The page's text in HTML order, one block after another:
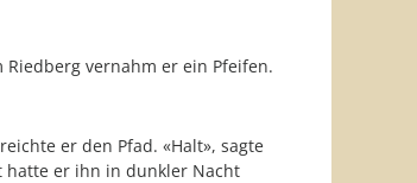
vernahm er ein Pfeifen.
er den Pfad. «Halt», sagte
hatte er ihn in dunkler Nacht